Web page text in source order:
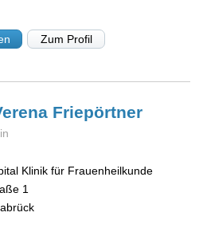
Zum Profil
Friepörtner
Klinik für Frauenheilkunde
1